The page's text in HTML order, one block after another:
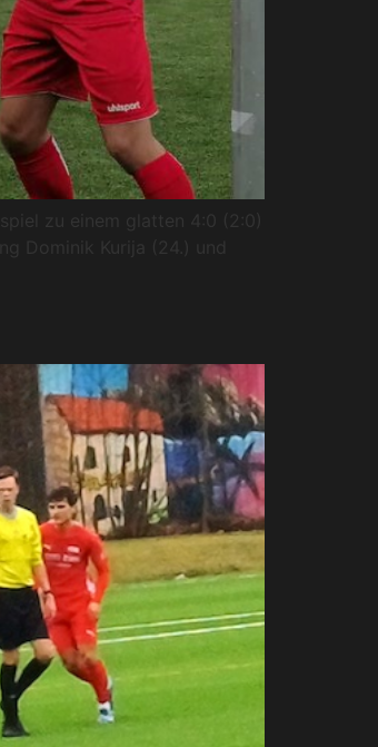
zu einem glatten 4:0 (2:0)
Dominik Kurija (24.) und